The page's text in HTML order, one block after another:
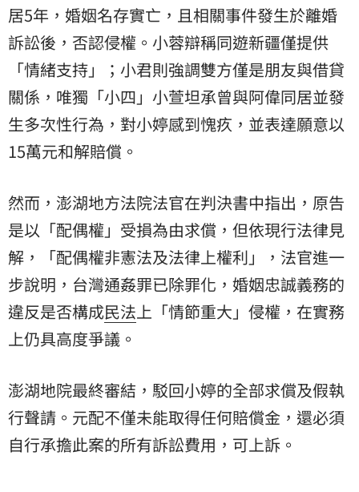
居5年，婚姻名存實亡，且相關事件發生於離婚
訴訟後，否認侵權。小蓉辯稱同遊新疆僅提供
「情緒支持」；小君則強調雙方僅是朋友與借貸
關係，唯獨「小四」小萱坦承曾與阿偉同居並發
生多次性行為，對小婷感到愧疚，並表達願意以
15萬元和解賠償。
然而，澎湖地方法院法官在判決書中指出，原告
是以「配偶權」受損為由求償，但依現行法律見
解，「配偶權非憲法及法律上權利」，法官進一
步說明，台灣通姦罪已除罪化，婚姻忠誠義務的
違反是否構成民法上「情節重大」侵權，在實務
上仍具高度爭議。
澎湖地院最終審結，駁回小婷的全部求償及假執
行聲請。元配不僅未能取得任何賠償金，還必須
自行承擔此案的所有訴訟費用，可上訴。